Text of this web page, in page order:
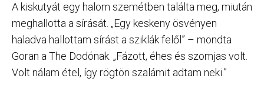
A kiskutyát egy halom szemétben találta meg, miután
meghallotta a sírását. „Egy keskeny ösvényen
haladva hallottam sírást a sziklák felől” – mondta
Goran a The Dodónak. „Fázott, éhes és szomjas volt.
Volt nálam étel, így rögtön szalámit adtam neki.”